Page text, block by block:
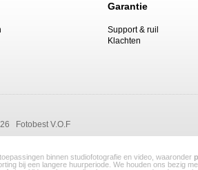
gemodificeerd door andere hulpmiddelen in te
belicht.
om de veiligheid van uw apparatuur te
reflectieschermen en achtergronden
Garantie
Support & ruil
Klachten
Fotobest V.O.F
binnen studiofotografie en video, waaronder
bij een langere huurperiode. We houden ons bezig